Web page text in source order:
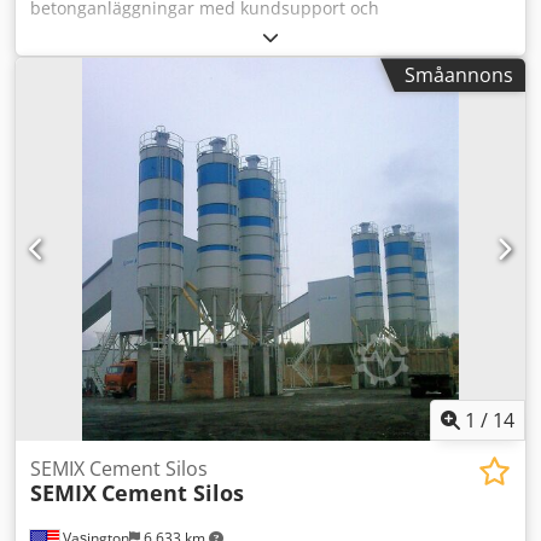
betonganläggningar med kundsupport och
eftermarknadsservice dygnet runt. GRATIS MONTERING &
UTBILDNING INGÅR. ENKEL TRANSPORT & SNABB
MONTERING (2 timmar). *MINIMAL INVESTERING FÖR
Anläggningstyp: Mobil betongblandaranläggning –
PLANETÄRBLANDARE Anläggningskapacitet: 30 m³/timme
nypressad betong Blandarkapacitet: 750/500 l (0,5 m³
komprimerad betong) Elektronisk utrustning: Siemens
Övrig utrustning & tillbehör: Italienska leverantörer
Obegränsat antal användare & fjärråtkomst Crjdpfx
Amehzu N Isvef
Småannons
1 / 14
SEMIX Cement Silos
SEMIX Cement Silos